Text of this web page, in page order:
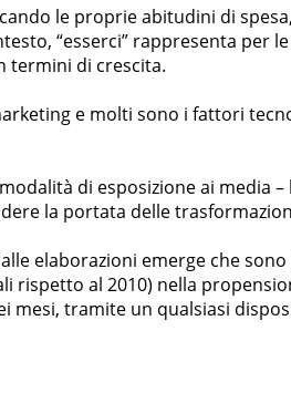
le proprie abitudini di
“esserci” rappresenta per
termini di crescita.
e molti sono i fattori
di esposizione ai media
la portata delle
elaborazioni emerge che
al 2010) nella
tramite un qualsiasi